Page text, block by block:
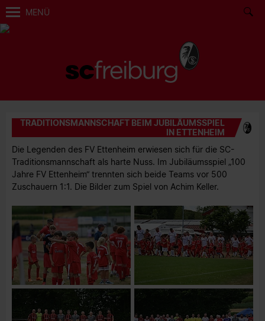
MENÜ
TRADITIONSMANNSCHAFT BEIM JUBILÄUMSSPIEL
IN ETTENHEIM
Die Legenden des FV Ettenheim erwiesen sich für die SC-
Traditionsmannschaft als harte Nuss. Im Jubiläumsspiel „100
Jahre FV Ettenheim“ trennten sich beide Teams vor 500
Zuschauern 1:1. Die Bilder zum Spiel von Achim Keller.